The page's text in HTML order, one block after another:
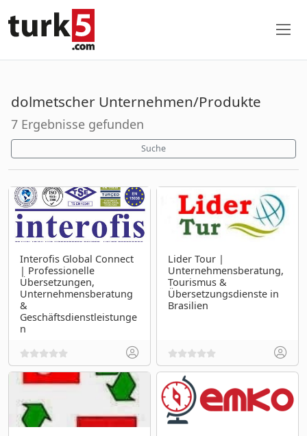
dolmetscher Unternehmen/Produkte
7 Ergebnisse gefunden
Suche
Interofis Global Connect
| Professionelle
Übersetzungen,
Unternehmensberatung
&
Geschäftsdienstleistunge
n
Lider Tour |
Unternehmensberatung,
Tourismus &
Übersetzungsdienste in
Brasilien